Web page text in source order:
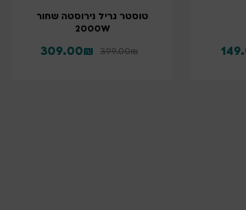
טוסטר גריל נירוסטה שחור
2000W
₪
309.00 ₪
399.00